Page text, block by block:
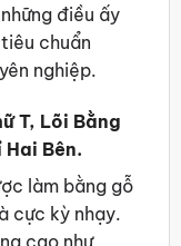
điều ấy
chuẩn
nghiệp.
T, Lõi Bằng
Bên.
làm bằng gỗ
cực kỳ nhạy.
cao như